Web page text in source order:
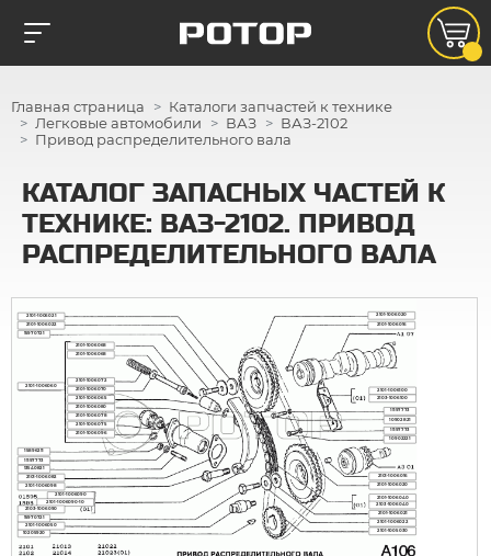
Главная страница
Каталоги запчастей к технике
Легковые автомобили
ВАЗ
ВАЗ-2102
Привод распределительного вала
КАТАЛОГ ЗАПАСНЫХ ЧАСТЕЙ К
ТЕХНИКЕ: ВАЗ-2102. ПРИВОД
РАСПРЕДЕЛИТЕЛЬНОГО ВАЛА
2101-1006090
2101-1006068
2101-1006075
2101-1006100
2103-1006100
2101-1006040
2103-1006040
2101-1006021
2101-1006021
11197773
11197773
11197773
2101-1006070
2101-1006022
2101-1006022
13540821
10205920
2101-1006016
2101-1006016
2101-1006068
2101-1006072
2101-1006082
2101-1006090-10
2103-1006090
2101-1006098
15970721
15970721
10902221
10902821
15896211
2101-1006078
2101-1006020
2101-1006020
2101-1005030
2101-1006080
2101-1006096
2101-1006060
2101-1006050
2101-1006065